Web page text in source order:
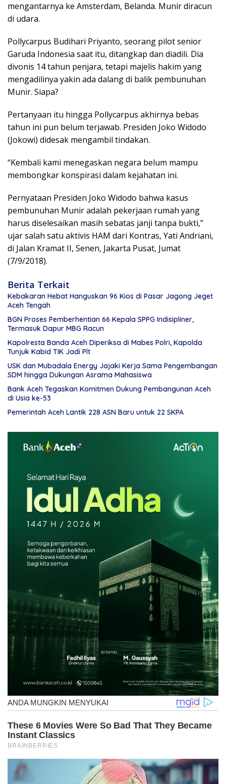
mengantarnya ke Amsterdam, Belanda. Munir diracun
di udara.
Pollycarpus Budihari Priyanto, seorang pilot senior
Garuda Indonesia saat itu, ditangkap dan diadili. Dia
divonis 14 tahun penjara, tetapi majelis hakim yang
mengadilinya yakin ada dalang di balik pembunuhan
Munir. Siapa?
Pertanyaan itu hingga Pollycarpus akhirnya bebas
tahun ini pun belum terjawab. Presiden Joko Widodo
(Jokowi) didesak mengambil tindakan.
“Kembali kami menegaskan negara belum mampu
membongkar konspirasi dalam kejahatan ini.
Pernyataan Presiden Joko Widodo bahwa kasus
pembunuhan Munir adalah pekerjaan rumah yang
harus diselesaikan masih sebatas janji tanpa bukti,”
ujar salah satu aktivis HAM dari Kontras, Yati Andriani,
di Jalan Kramat II, Senen, Jakarta Pusat, Jumat
(7/9/2018).
Berita Terkait
Kebakaran Hebat Hanguskan 96 Kios di Pasar Jagong Jeget
Aceh Tengah
BGN Proses Pemberhentian 66 Kepala SPPG Indisipliner,
Termasuk Dapur MBG Racun
Kapolresta Banda Aceh Diperiksa di Mabes Polri, Kapolda
Tunjuk Kabid TIK Jadi Plt
USK dan Mubadala Energy Jajaki Kerja Sama Pengembangan
SDM hingga Dukungan Asrama Mahasiswa
Bank Aceh Tegaskan Komitmen Dukung Pembangunan Aceh
di Usia ke-53
Pemerintah Aceh Lantik 228 ASN Baru untuk 22 SKPA